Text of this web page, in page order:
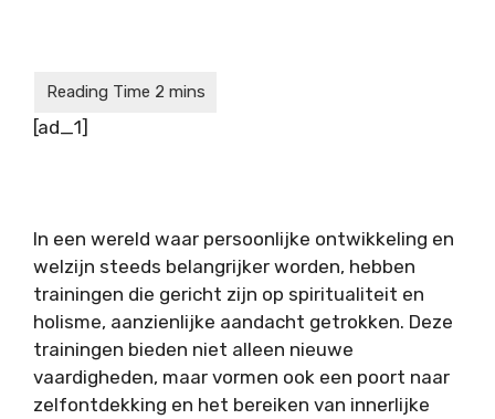
[ad_1]
In een wereld waar persoonlijke ontwikkeling en
welzijn steeds belangrijker worden, hebben
trainingen die gericht zijn op spiritualiteit en
holisme, aanzienlijke aandacht getrokken. Deze
trainingen bieden niet alleen nieuwe
vaardigheden, maar vormen ook een poort naar
zelfontdekking en het bereiken van innerlijke